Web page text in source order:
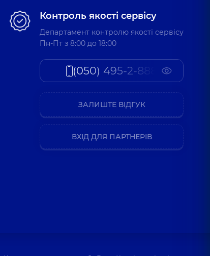
Контроль якості сервісу
Департамент контролю якості сервісу
Пн-Пт з 8:00 до 18:00
(050) 495-2-888
ЗАЛИШТЕ ВІДГУК
ВХІД ДЛЯ ПАРТНЕРІВ